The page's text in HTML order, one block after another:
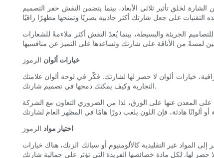
لخلق تأثير ثلاثي الأبعاد، بينما يتضمن النقش حفر التصميم
الجريئة والبسيطة، بينما يُعدّ النقش أكثر ملاءمةً للشعارات
خيارات ألوان الرموز
خيارات ألوان لا حصر لها لشارتك. فكّر في لوحة ألوان علامتك
التجارية وكيف يمكنك دمجها في تصميم شارتك.
المعدن عنها على الورق، لذا من الضروري التعاون مع الشركة
اختيار مواد الرموز
المواد غير التقليدية كالألومنيوم أو سبائك الزنك، هناك خيارات